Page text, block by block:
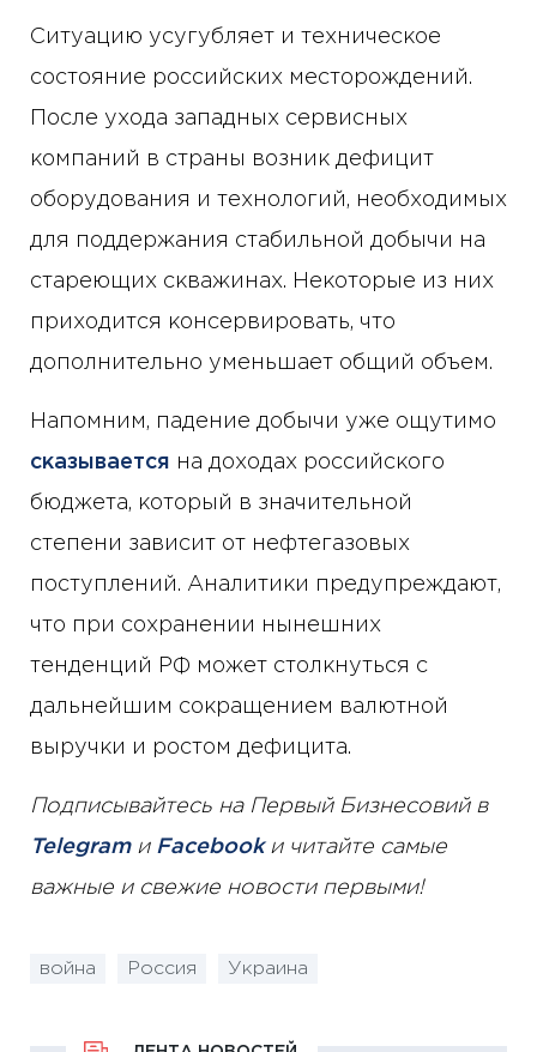
Ситуацию усугубляет и техническое
состояние российских месторождений.
После ухода западных сервисных
компаний в страны возник дефицит
оборудования и технологий, необходимых
для поддержания стабильной добычи на
стареющих скважинах. Некоторые из них
приходится консервировать, что
дополнительно уменьшает общий объем.
Напомним, падение добычи уже ощутимо
сказывается на доходах российского
бюджета, который в значительной
степени зависит от нефтегазовых
поступлений. Аналитики предупреждают,
что при сохранении нынешних
тенденций РФ может столкнуться с
дальнейшим сокращением валютной
выручки и ростом дефицита.
Подписывайтесь на Первый Бизнесовий в
Telegramи Facebookи читайте самые
важные и свежие новости первыми!
война Россия Украина